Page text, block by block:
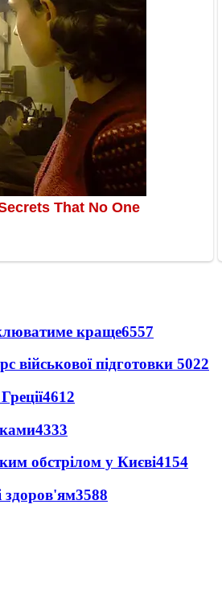
краще6557
військової підготовки 5022
4612
4333
обстрілом у Києві4154
здоров'ям3588